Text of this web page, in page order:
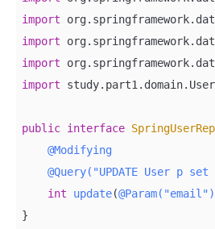
import
import
import
import
public interface
@Modifying
@Query("UPDATE User
int
update(@Param("email")
}